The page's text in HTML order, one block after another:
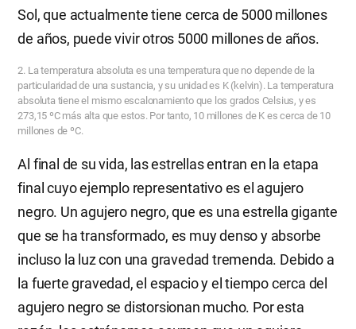
Sol, que actualmente tiene cerca de 5000 millones
de años, puede vivir otros 5000 millones de años.
2. La temperatura absoluta es una temperatura que no depende de la
particularidad de una sustancia, y su unidad es K (kelvin). La temperatura
absoluta tiene el mismo escalonamiento que los grados Celsius, y es
273,15 ºC más alta que estos. Por tanto, 10 millones de K es cerca de 10
millones de ºC.
Al final de su vida, las estrellas entran en la etapa
final cuyo ejemplo representativo es el agujero
negro. Un agujero negro, que es una estrella gigante
que se ha transformado, es muy denso y absorbe
incluso la luz con una gravedad tremenda. Debido a
la fuerte gravedad, el espacio y el tiempo cerca del
agujero negro se distorsionan mucho. Por esta